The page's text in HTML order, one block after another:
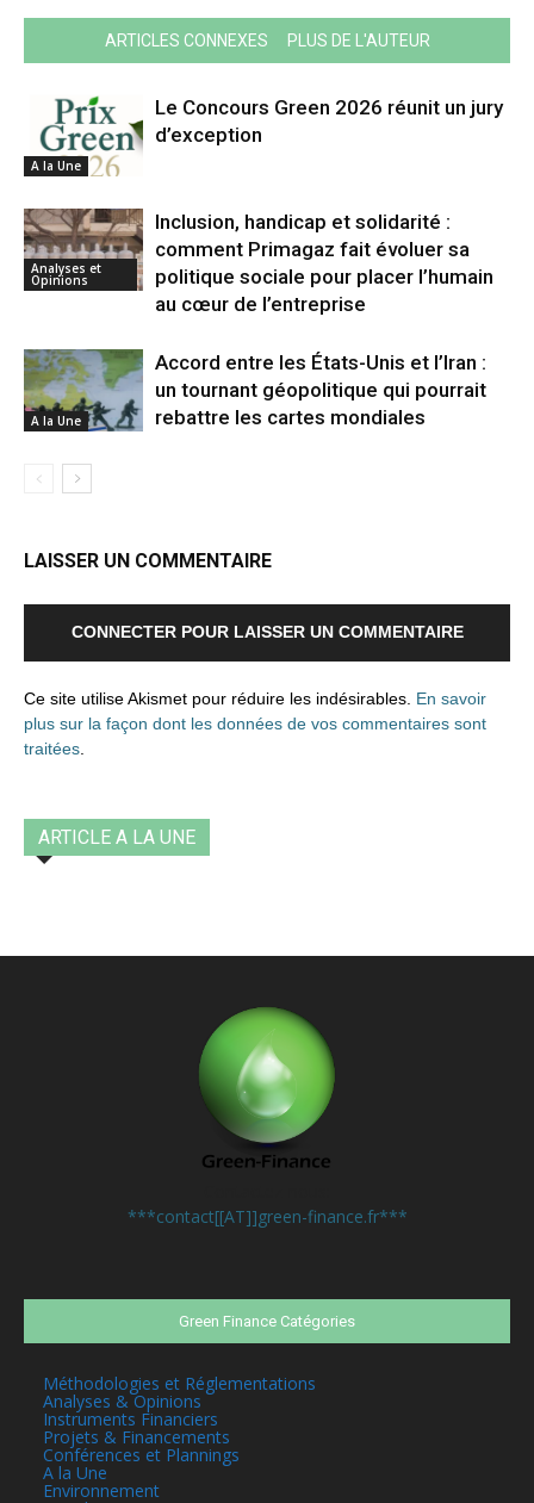
ARTICLES CONNEXES PLUS DE L'AUTEUR
A la Une
Le Concours Green 2026 réunit un jury
d’exception
Analyses et
Opinions
Inclusion, handicap et solidarité :
comment Primagaz fait évoluer sa
politique sociale pour placer l’humain
au cœur de l’entreprise
A la Une
Accord entre les États-Unis et l’Iran :
un tournant géopolitique qui pourrait
rebattre les cartes mondiales
LAISSER UN COMMENTAIRE
CONNECTER POUR LAISSER UN COMMENTAIRE
Ce site utilise Akismet pour réduire les indésirables. En savoir
plus sur la façon dont les données de vos commentaires sont
traitées
ARTICLE A LA UNE
***contact[[AT]]green-finance.fr***
Green Finance Catégories
Méthodologies et Réglementations
Analyses & Opinions
Instruments Financiers
Projets & Financements
Conférences et Plannings
A la Une
Environnement